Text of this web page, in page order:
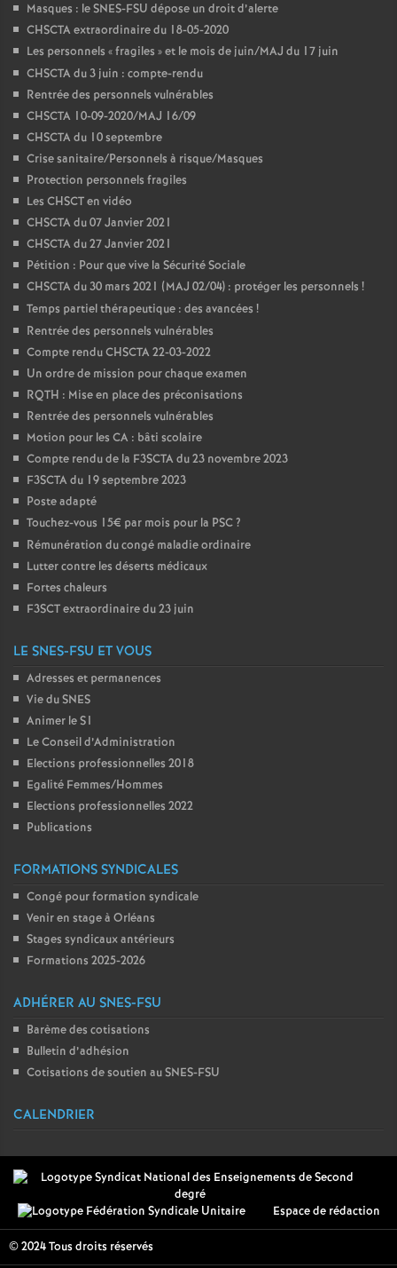
Masques : le SNES-FSU dépose un droit d’alerte
CHSCTA extraordinaire du 18-05-2020
Les personnels «fragiles » et le mois de juin/MAJ du 17 juin
CHSCTA du 3 juin : compte-rendu
Rentrée des personnels vulnérables
CHSCTA 10-09-2020/MAJ 16/09
CHSCTA du 10 septembre
Crise sanitaire/Personnels à risque/Masques
Protection personnels fragiles
Les CHSCT en vidéo
CHSCTA du 07 Janvier 2021
CHSCTA du 27 Janvier 2021
Pétition : Pour que vive la Sécurité Sociale
CHSCTA du 30 mars 2021 (MAJ 02/04) : protéger les personnels !
Temps partiel thérapeutique : des avancées !
Rentrée des personnels vulnérables
Compte rendu CHSCTA 22-03-2022
Un ordre de mission pour chaque examen
RQTH : Mise en place des préconisations
Rentrée des personnels vulnérables
Motion pour les CA : bâti scolaire
Compte rendu de la F3SCTA du 23 novembre 2023
F3SCTA du 19 septembre 2023
Poste adapté
Touchez-vous 15€ par mois pour la PSC?
Rémunération du congé maladie ordinaire
Lutter contre les déserts médicaux
Fortes chaleurs
F3SCT extraordinaire du 23 juin
LE SNES-FSU ET VOUS
Adresses et permanences
Vie du SNES
Animer le S1
Le Conseil d’Administration
Elections professionnelles 2018
Egalité Femmes/Hommes
Elections professionnelles 2022
Publications
FORMATIONS SYNDICALES
Congé pour formation syndicale
Venir en stage à Orléans
Stages syndicaux antérieurs
Formations 2025-2026
ADHÉRER AU SNES-FSU
Barème des cotisations
Bulletin d’adhésion
Cotisations de soutien au SNES-FSU
CALENDRIER
Espace de rédaction
© 2024 Tous droits réservés